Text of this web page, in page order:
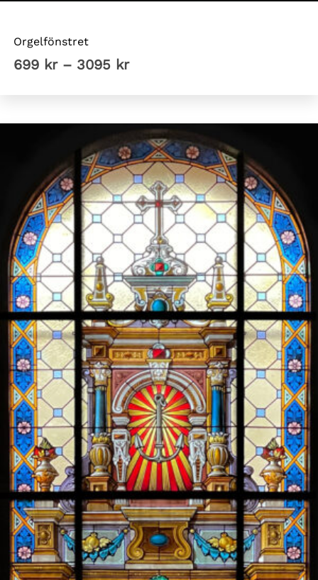
Orgelfönstret
699 kr – 3095 krPrisintervall:
3095 kr